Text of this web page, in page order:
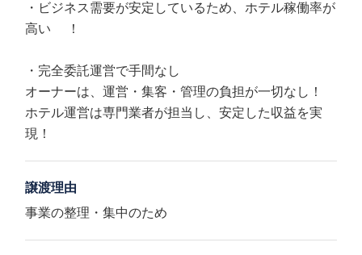
・ビジネス需要が安定しているため、ホテル稼働率が
高い ！
・完全委託運営で手間なし
オーナーは、運営・集客・管理の負担が一切なし！
ホテル運営は専門業者が担当し、安定した収益を実
現！
譲渡理由
事業の整理・集中のため